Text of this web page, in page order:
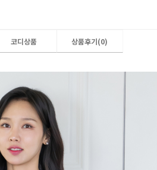
코디상품 상품후기(0)